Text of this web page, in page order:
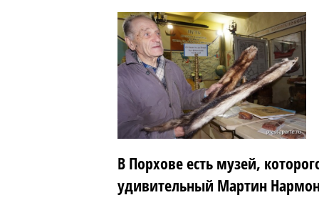
В Порхове есть музей,
удивительный Мартин